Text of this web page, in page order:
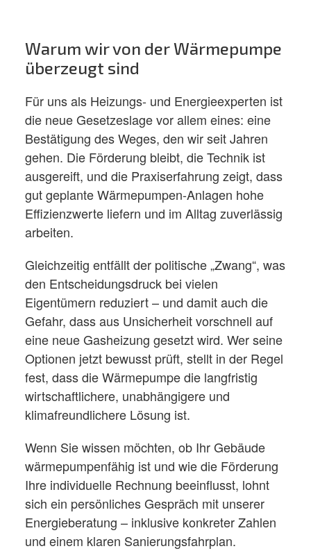
Warum wir von der Wärmepumpe
überzeugt sind
Für uns als Heizungs- und Energieexperten ist
die neue Gesetzeslage vor allem eines: eine
Bestätigung des Weges, den wir seit Jahren
gehen. Die Förderung bleibt, die Technik ist
ausgereift, und die Praxiserfahrung zeigt, dass
gut geplante Wärmepumpen-Anlagen hohe
Effizienzwerte liefern und im Alltag zuverlässig
arbeiten.
Gleichzeitig entfällt der politische „Zwang“, was
den Entscheidungsdruck bei vielen
Eigentümern reduziert – und damit auch die
Gefahr, dass aus Unsicherheit vorschnell auf
eine neue Gasheizung gesetzt wird. Wer seine
Optionen jetzt bewusst prüft, stellt in der Regel
fest, dass die Wärmepumpe die langfristig
wirtschaftlichere, unabhängigere und
klimafreundlichere Lösung ist.
Wenn Sie wissen möchten, ob Ihr Gebäude
wärmepumpenfähig ist und wie die Förderung
Ihre individuelle Rechnung beeinflusst, lohnt
sich ein persönliches Gespräch mit unserer
Energieberatung – inklusive konkreter Zahlen
und einem klaren Sanierungsfahrplan.